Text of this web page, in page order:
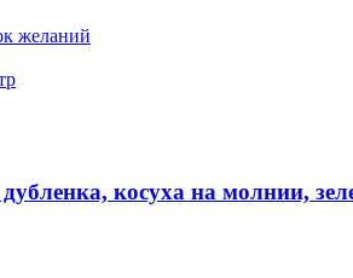
желаний
косуха на молнии,